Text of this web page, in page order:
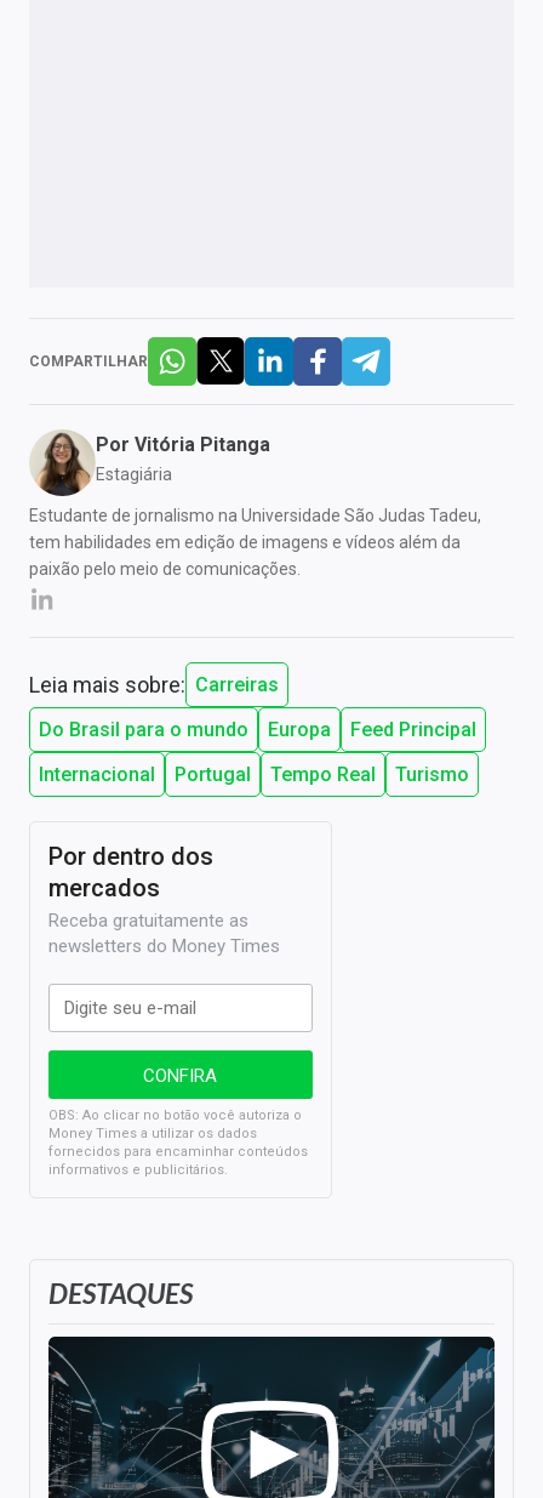
COMPARTILHAR
Por Vitória Pitanga
Estagiária
Estudante de jornalismo na Universidade São Judas Tadeu,
tem habilidades em edição de imagens e vídeos além da
paixão pelo meio de comunicações.
Leia mais sobre: Carreiras
Do Brasil para o mundo
Europa
Feed Principal
Internacional
Portugal Tempo Real Turismo
DESTAQUES
Por dentro dos
mercados
Receba gratuitamente as
newsletters do Money Times
OBS: Ao clicar no botão você autoriza o
Money Times a utilizar os dados
fornecidos para encaminhar conteúdos
informativos e publicitários.